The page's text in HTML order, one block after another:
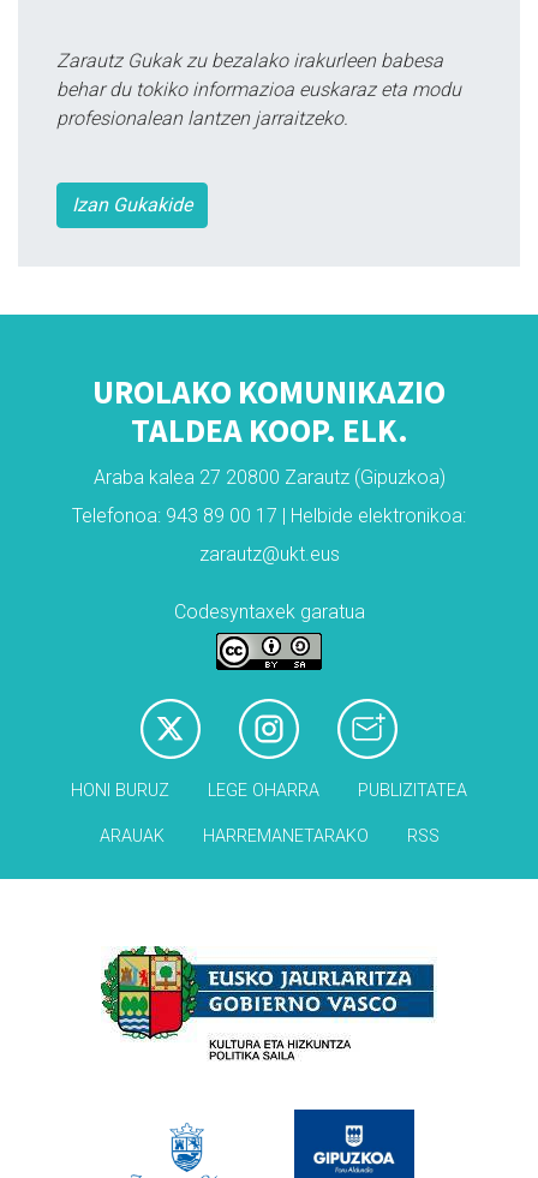
Zarautz Gukak zu bezalako irakurleen babesa
behar du tokiko informazioa euskaraz eta modu
profesionalean lantzen jarraitzeko.
Izan Gukakide
UROLAKO KOMUNIKAZIO
TALDEA KOOP. ELK.
Araba kalea 27 20800 Zarautz (Gipuzkoa)
Telefonoa: 943 89 00 17 | Helbide elektronikoa:
zarautz@ukt.eus
Codesyntaxek garatua
HONI BURUZ LEGE OHARRA PUBLIZITATEA
ARAUAK HARREMANETARAKO RSS